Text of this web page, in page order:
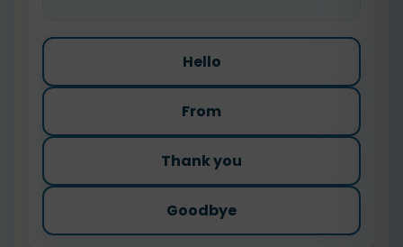
Hello
From
Thank you
Goodbye